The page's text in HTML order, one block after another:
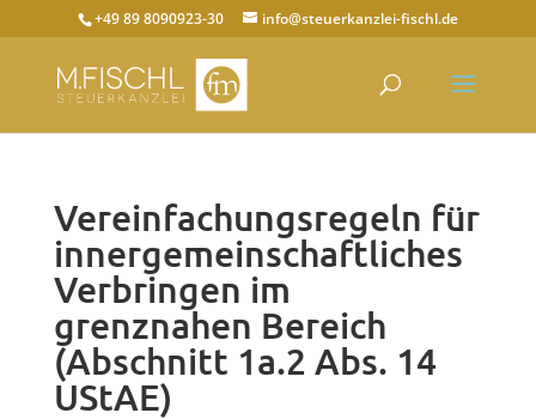
+49 89 8090923-30 info@steuerkanzlei-fischl.de
Vereinfachungsregeln für
innergemeinschaftliches
Verbringen im
grenznahen Bereich
(Abschnitt 1a.2 Abs. 14
UStAE)